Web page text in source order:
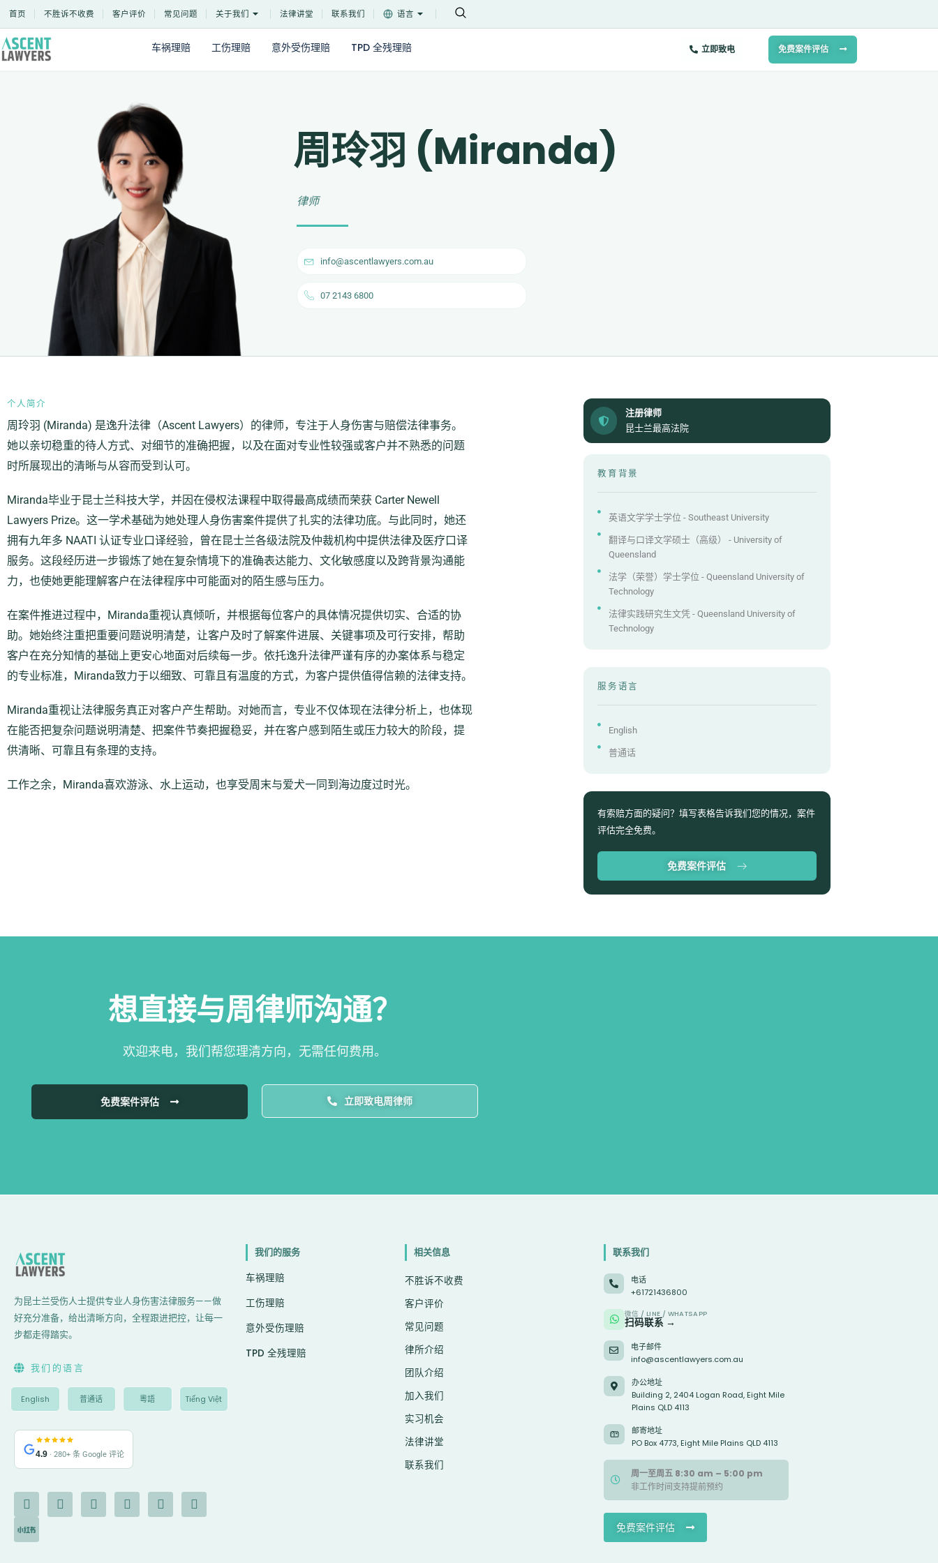
Skip
to
content
首页 不胜诉不收费 客户评价 常见问题 关于我们 法律讲堂 联系我们 语言
车祸理赔 工伤理赔 意外受伤理赔 TPD 全残理赔 立即致电 免费案件评估
周玲羽 (Miranda)
律师
info@ascentlawyers.com.au
07 2143 6800
个人简介
周玲羽 (Miranda) 是逸升法律（Ascent Lawyers）的律师，专注于人身伤害与赔偿法律事务。
她以亲切稳重的待人方式、对细节的准确把握，以及在面对专业性较强或客户并不熟悉的问题
时所展现出的清晰与从容而受到认可。
Miranda毕业于昆士兰科技大学，并因在侵权法课程中取得最高成绩而荣获 Carter Newell
Lawyers Prize。这一学术基础为她处理人身伤害案件提供了扎实的法律功底。与此同时，她还
拥有九年多 NAATI 认证专业口译经验，曾在昆士兰各级法院及仲裁机构中提供法律及医疗口译
服务。这段经历进一步锻炼了她在复杂情境下的准确表达能力、文化敏感度以及跨背景沟通能
力，也使她更能理解客户在法律程序中可能面对的陌生感与压力。
在案件推进过程中，Miranda重视认真倾听，并根据每位客户的具体情况提供切实、合适的协
助。她始终注重把重要问题说明清楚，让客户及时了解案件进展、关键事项及可行安排，帮助
客户在充分知情的基础上更安心地面对后续每一步。依托逸升法律严谨有序的办案体系与稳定
的专业标准， Miranda致力于以细致、可靠且有温度的方式，为客户提供值得信赖的法律支持。
Miranda重视让法律服务真正对客户产生帮助。对她而言，专业不仅体现在法律分析上，也体现
在能否把复杂问题说明清楚、把案件节奏把握稳妥，并在客户感到陌生或压力较大的阶段，提
供清晰、可靠且有条理的支持。
工作之余，Miranda喜欢游泳、水上运动，也享受周末与爱犬一同到海边度过时光。
注册律师
昆士兰最高法院
教育背景
英语文学学士学位 - Southeast University
翻译与口译文学硕士（高级） - University of
Queensland
法学（荣誉）学士学位 - Queensland University of
Technology
法律实践研究生文凭 - Queensland University of
Technology
服务语言
English
普通话
有索赔方面的疑问？填写表格告诉我们您的情况，案件
评估完全免费。
免费案件评估
想直接与周律师沟通？
欢迎来电，我们帮您理清方向，无需任何费用。
免费案件评估 立即致电周律师
为昆士兰受伤人士提供专业人身伤害法律服务——做
好充分准备，给出清晰方向，全程跟进把控，让每一
步都走得踏实。
我们的语言
English 普通话 粵語 Tiếng Việt
4.9 · 280+ 条 Google 评论
F
a
e
b
I
n
s
Y
o
u
L
i
n
G
o
o
X
-
t
I
c
n
-
我们的服务
车祸理赔
工伤理赔
意外受伤理赔
TPD 全残理赔
相关信息
不胜诉不收费
客户评价
常见问题
律所介绍
团队介绍
加入我们
实习机会
法律讲堂
联系我们
联系我们
电话
+61721436800
微信 / LINE / WHATSAPP
扫码联系 →
电子邮件
info@ascentlawyers.com.au
办公地址
Building 2, 2404 Logan Road, Eight Mile
Plains QLD 4113
邮寄地址
PO Box 4773, Eight Mile Plains QLD 4113
周一至周五 8:30 am – 5:00 pm
非工作时间支持提前预约
免费案件评估